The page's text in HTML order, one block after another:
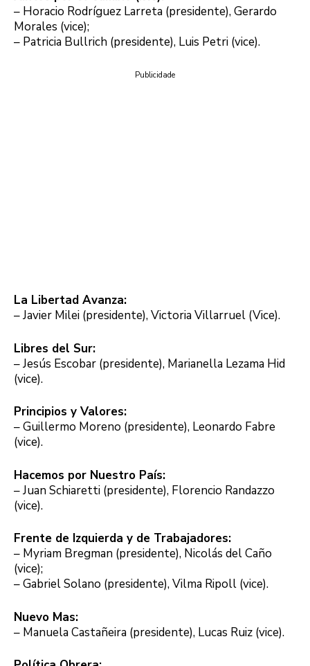
– Horacio Rodríguez Larreta (presidente), Gerardo
Morales (vice);
– Patricia Bullrich (presidente), Luis Petri (vice).
Publicidade
La Libertad Avanza:
– Javier Milei (presidente), Victoria Villarruel (Vice).
Libres del Sur:
– Jesús Escobar (presidente), Marianella Lezama Hid
(vice).
Principios y Valores:
– Guillermo Moreno (presidente), Leonardo Fabre
(vice).
Hacemos por Nuestro País:
– Juan Schiaretti (presidente), Florencio Randazzo
(vice).
Frente de Izquierda y de Trabajadores:
– Myriam Bregman (presidente), Nicolás del Caño
(vice);
– Gabriel Solano (presidente), Vilma Ripoll (vice).
Nuevo Mas:
– Manuela Castañeira (presidente), Lucas Ruiz (vice).